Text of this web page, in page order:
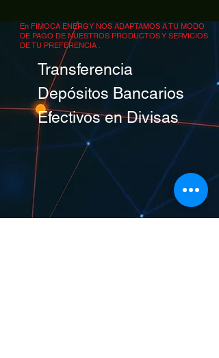
En FIMOCA ENERGY NOS ADAPTAMOS A TU MODO
DE PAGO DE NUESTROS PRODUCTOS Y SERVICIOS
DE TU PREFERENCIA .
Transferencia
Depósitos Bancarios
Efectivos en Divisas